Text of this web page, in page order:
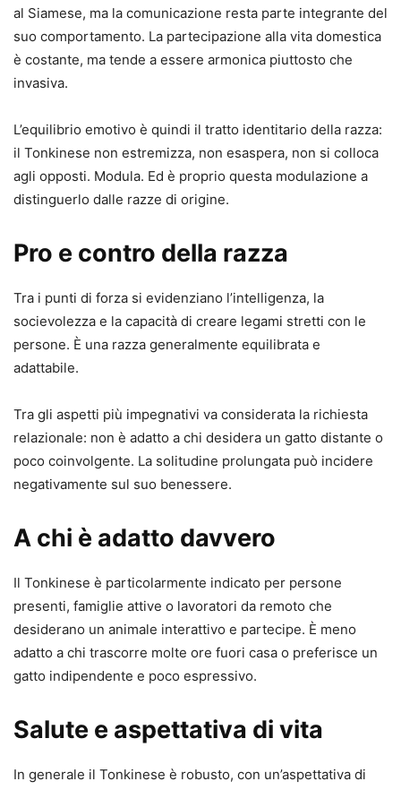
al Siamese, ma la comunicazione resta parte integrante del
suo comportamento. La partecipazione alla vita domestica
è costante, ma tende a essere armonica piuttosto che
invasiva.
L’equilibrio emotivo è quindi il tratto identitario della razza:
il Tonkinese non estremizza, non esaspera, non si colloca
agli opposti. Modula. Ed è proprio questa modulazione a
distinguerlo dalle razze di origine.
Pro e contro della razza
Tra i punti di forza si evidenziano l’intelligenza, la
socievolezza e la capacità di creare legami stretti con le
persone. È una razza generalmente equilibrata e
adattabile.
Tra gli aspetti più impegnativi va considerata la richiesta
relazionale: non è adatto a chi desidera un gatto distante o
poco coinvolgente. La solitudine prolungata può incidere
negativamente sul suo benessere.
A chi è adatto davvero
Il Tonkinese è particolarmente indicato per persone
presenti, famiglie attive o lavoratori da remoto che
desiderano un animale interattivo e partecipe. È meno
adatto a chi trascorre molte ore fuori casa o preferisce un
gatto indipendente e poco espressivo.
Salute e aspettativa di vita
In generale il Tonkinese è robusto, con un’aspettativa di